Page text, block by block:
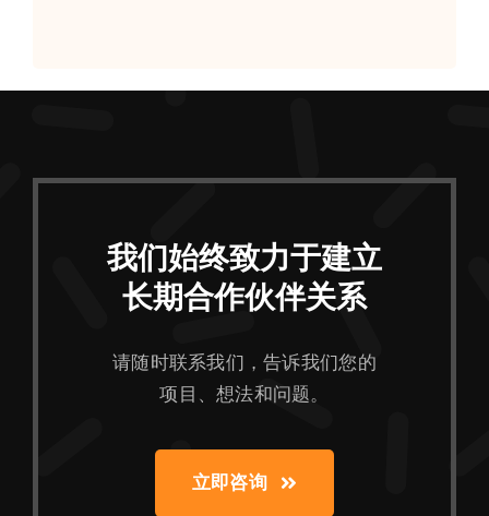
我们始终致力于建立
长期合作伙伴关系
请随时联系我们，告诉我们您的
项目、想法和问题。
立即咨询